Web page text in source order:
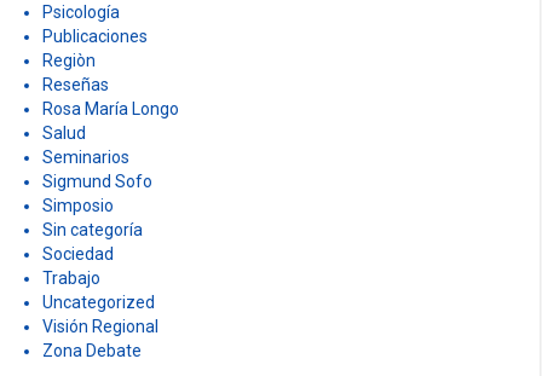
Psicología
Publicaciones
Regiòn
Reseñas
Rosa María Longo
Salud
Seminarios
Sigmund Sofo
Simposio
Sin categoría
Sociedad
Trabajo
Uncategorized
Visión Regional
Zona Debate